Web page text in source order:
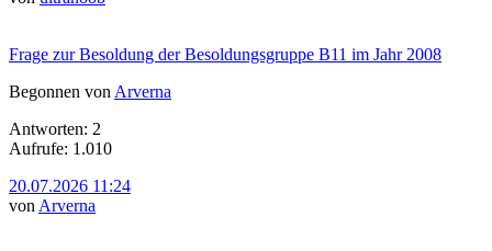
Frage zur Besoldung der Besoldungsgruppe B11 im Jahr 2008
Begonnen von Arverna
Antworten: 2
Aufrufe: 1.010
20.07.2026 11:24
von Arverna